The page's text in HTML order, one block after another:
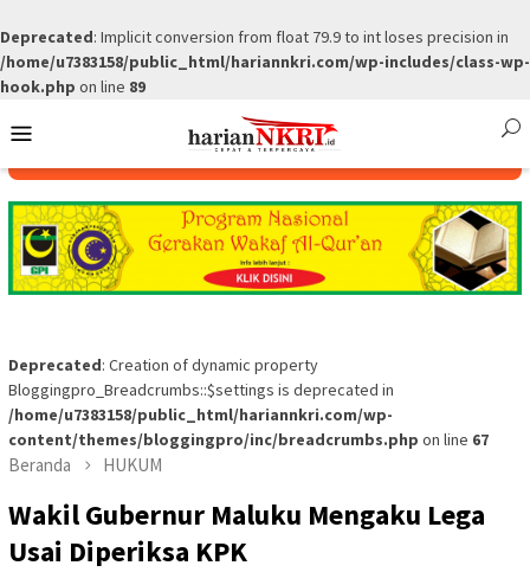
Deprecated: Implicit conversion from float 79.9 to int loses precision in
/home/u7383158/public_html/hariannkri.com/wp-includes/class-wp-
hook.php on line 89
to
Menu
Deprecated: Creation of dynamic property
Bloggingpro_Breadcrumbs::$settings is deprecated in
/home/u7383158/public_html/hariannkri.com/wp-
content/themes/bloggingpro/inc/breadcrumbs.php on line 67
Beranda HUKUM
Wakil Gubernur Maluku Mengaku Lega
Usai Diperiksa KPK